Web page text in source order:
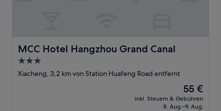
MCC Hotel Hangzhou Grand Canal
MCC Hotel Hangzhou Grand Canal
3.0-
Sterne-
Xiacheng, 3,2 km von Station Huafeng Road entfernt
Der
Preis
beträgt
55 €
inkl. Steuern & Gebühren
8. Aug.–9. Aug.